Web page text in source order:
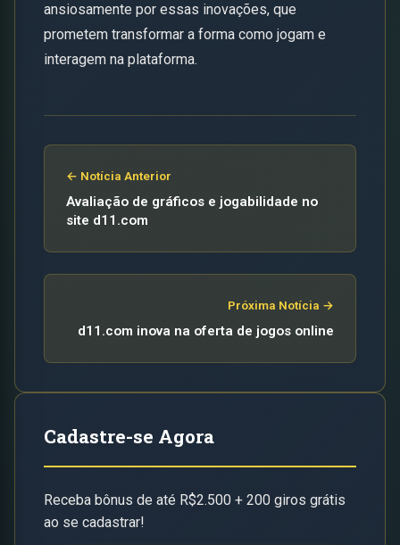
ansiosamente por essas inovações, que
prometem transformar a forma como jogam e
interagem na plataforma.
← Notícia Anterior
Avaliação de gráficos e jogabilidade no
site d11.com
Próxima Notícia →
d11.com inova na oferta de jogos online
Cadastre-se Agora
Receba bônus de até R$2.500 + 200 giros grátis
ao se cadastrar!